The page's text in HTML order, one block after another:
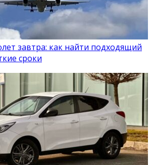
завтра: как найти подходящий
сроки